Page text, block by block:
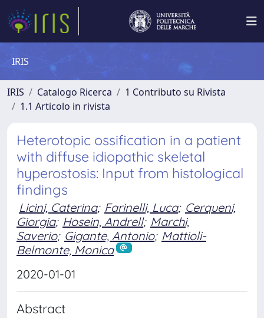
IRIS
IRIS Catalogo Ricerca
1 Contributo su Rivista
1.1 Articolo in rivista
Heterotopic ossification in a patient
with diffuse idiopathic skeletal
hyperostosis: Input from histological
findings
Licini, Caterina; Farinelli, Luca; Cerqueni,
Giorgia; Hosein, Andrell; Marchi,
Saverio; Gigante, Antonio; Mattioli-
Belmonte, Monica
2020-01-01
Abstract